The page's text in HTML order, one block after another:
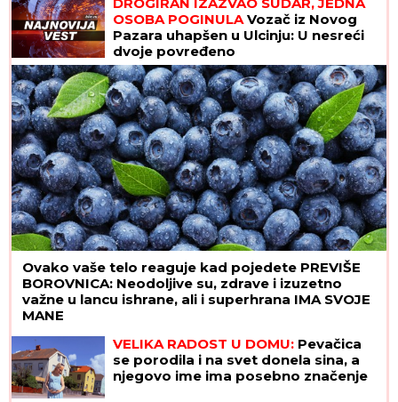
DROGIRAN IZAZVAO SUDAR, JEDNA
OSOBA POGINULAVozač iz Novog
Pazara uhapšen u Ulcinju: U nesreći
dvoje povređeno
Ovako vaše telo reaguje kad pojedete PREVIŠE
BOROVNICA: Neodoljive su, zdrave i izuzetno
važne u lancu ishrane, ali i superhrana IMA SVOJE
MANE
VELIKA RADOST U DOMU: Pevačica
se porodila i na svet donela sina, a
njegovo ime ima posebno značenje